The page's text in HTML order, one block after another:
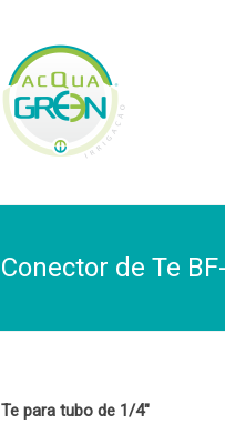
Acquagreen
Irrigação
Conector de Te
Te para tubo de 1/4″